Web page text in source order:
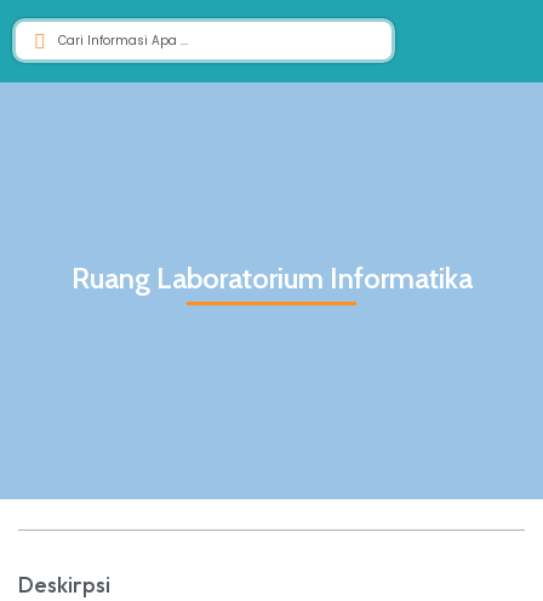
Ruang Laboratorium Informatika
Deskirpsi